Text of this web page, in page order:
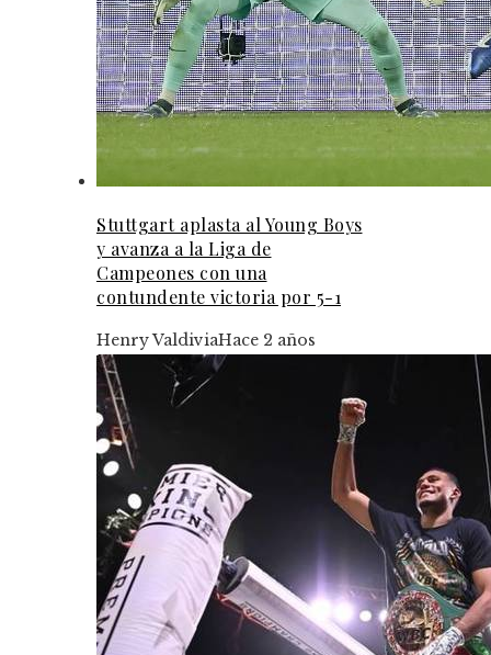
Stuttgart aplasta al Young Boys
y avanza a la Liga de
Campeones con una
contundente victoria por 5-1
Henry ValdiviaHace 2 años